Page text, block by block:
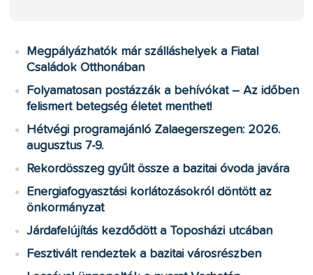
Megpályázhatók már szálláshelyek a Fiatal
Családok Otthonában
Folyamatosan postázzák a behívókat – Az időben
felismert betegség életet menthet!
Hétvégi programajánló Zalaegerszegen: 2026.
augusztus 7-9.
Rekordösszeg gyűlt össze a bazitai óvoda javára
Energiafogyasztási korlátozásokról döntött az
önkormányzat
Járdafelújítás kezdődött a Toposházi utcában
Fesztivált rendeztek a bazitai városrészben